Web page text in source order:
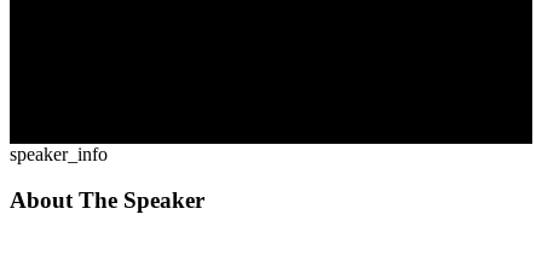
speaker_info
About The Speaker